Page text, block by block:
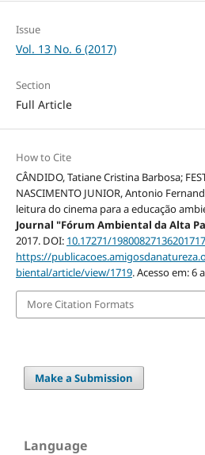
Issue
Vol. 13 No. 6 (2017)
Section
Full Article
How to Cite
CÂNDIDO, Tatiane Cristina Barbosa;
NASCIMENTO JUNIOR, Antonio
leitura do cinema para a educação
Journal "Fórum Ambiental da Alta
2017. DOI: 10.17271/
https://
biental/article/view/1719. Acesso em: 6
More Citation Formats
Make a Submission
Language